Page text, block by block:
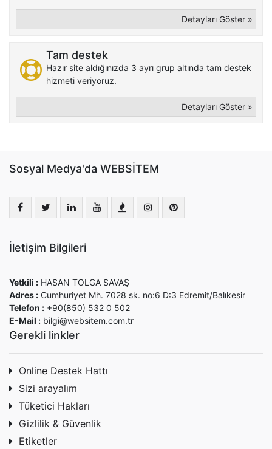
Detayları Göster »
Tam destek
Hazır site aldığınızda 3 ayrı grup altında tam destek
hizmeti veriyoruz.
Detayları Göster »
Sosyal Medya'da WEBSİTEM
İletişim Bilgileri
Yetkili : HASAN TOLGA SAVAŞ
Adres : Cumhuriyet Mh. 7028 sk. no:6 D:3 Edremit/Balıkesir
Telefon : +90(850) 532 0 502
E-Mail : bilgi@websitem.com.tr
Gerekli linkler
Online Destek Hattı
Sizi arayalım
Tüketici Hakları
Gizlilik & Güvenlik
Etiketler